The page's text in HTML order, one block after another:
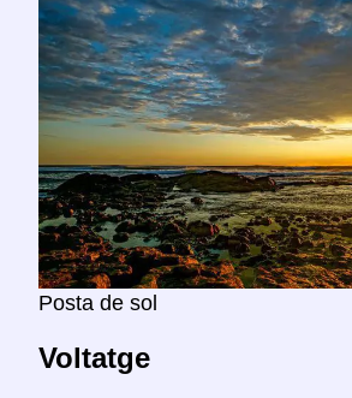
Posta de sol
Voltatge